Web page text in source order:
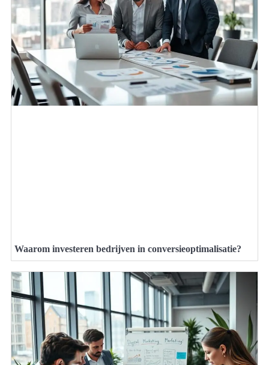
Waarom investeren bedrijven in conversieoptimalisatie?